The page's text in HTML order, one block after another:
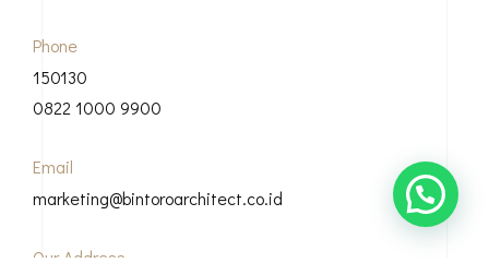
Phone
150130
0822 1000 9900
Email
marketing@bintoroarchitect.co.id
Our Address